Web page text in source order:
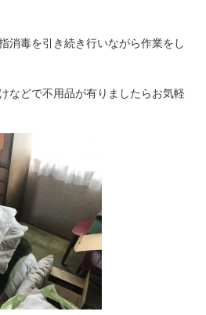
消毒を引き続き行いながら作業をし
などで不用品が有りましたらお気軽